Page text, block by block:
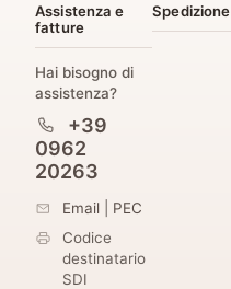
Assistenza e
fatture
Hai bisogno di
assistenza?
+39
0962
20263
Email
PEC
Codice
destinatario
SDI
Spedizione